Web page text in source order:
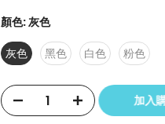
顏色:灰色
灰色
黑色 白色 粉色
加入